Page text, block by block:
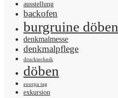
ausstellung
backofen
burgruine döben
denkmalmesse
denkmalpflege
drucktechnik
döben
euorpa tag
exkursion